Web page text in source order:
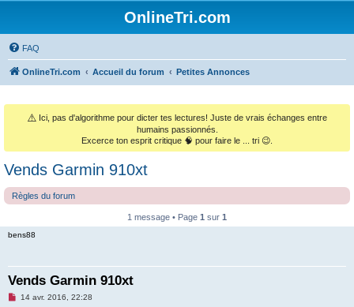
OnlineTri.com
FAQ
OnlineTri.com Accueil du forum Petites Annonces
⚠️ Ici, pas d'algorithme pour dicter tes lectures! Juste de vrais échanges entre
humains passionnés.
Excerce ton esprit critique 🧠 pour faire le ... tri 😉.
Vends Garmin 910xt
Règles du forum
1 message • Page 1 sur 1
bens88
Vends Garmin 910xt
M14 avr. 2016, 22:28